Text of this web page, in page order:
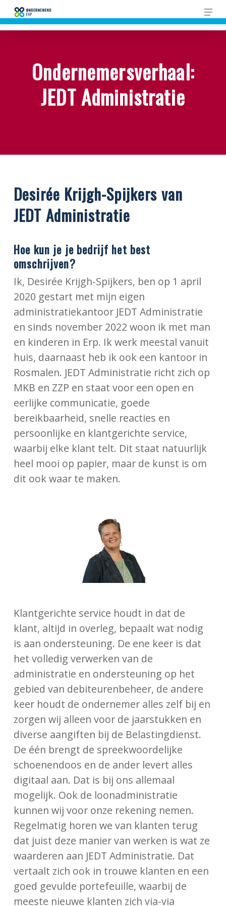
Skip
to
Ondernemersverhaal:
JEDT Administratie
Desirée Krijgh-Spijkers van
JEDT Administratie
Hoe kun je je bedrijf het best
omschrijven?
Ik, Desirée Krijgh-Spijkers, ben op 1 april
2020 gestart met mijn eigen
administratiekantoor JEDT Administratie
en sinds november 2022 woon ik met man
en kinderen in Erp. Ik werk meestal vanuit
huis, daarnaast heb ik ook een kantoor in
Rosmalen. JEDT Administratie richt zich op
MKB en ZZP en staat voor een open en
eerlijke communicatie, goede
bereikbaarheid, snelle reacties en
persoonlijke en klantgerichte service,
waarbij elke klant telt. Dit staat natuurlijk
heel mooi op papier, maar de kunst is om
dit ook waar te maken.
Klantgerichte service houdt in dat de
klant, altijd in overleg, bepaalt wat nodig
is aan ondersteuning. De ene keer is dat
het volledig verwerken van de
administratie en ondersteuning op het
gebied van debiteurenbeheer, de andere
keer houdt de ondernemer alles zelf bij en
zorgen wij alleen voor de jaarstukken en
diverse aangiften bij de Belastingdienst.
De één brengt de spreekwoordelijke
schoenendoos en de ander levert alles
digitaal aan. Dat is bij ons allemaal
mogelijk. Ook de loonadministratie
kunnen wij voor onze rekening nemen.
Regelmatig horen we van klanten terug
dat juist deze manier van werken is wat ze
waarderen aan JEDT Administratie. Dat
vertaalt zich ook in trouwe klanten en een
goed gevulde portefeuille, waarbij de
meeste nieuwe klanten zich via-via